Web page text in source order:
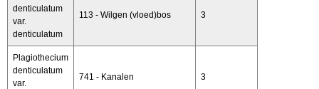
denticulatum
var.
denticulatum
113 - Wilgen (vloed)bos 3
Plagiothecium
denticulatum
var.
741 - Kanalen 3